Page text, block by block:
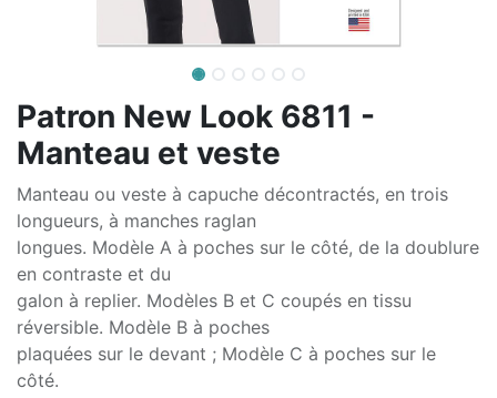
Patron New Look 6811 -
Manteau et veste
Manteau ou veste à capuche décontractés, en trois
longueurs, à manches raglan
longues. Modèle A à poches sur le côté, de la doublure
en contraste et du
galon à replier. Modèles B et C coupés en tissu
réversible. Modèle B à poches
plaquées sur le devant ; Modèle C à poches sur le
côté.